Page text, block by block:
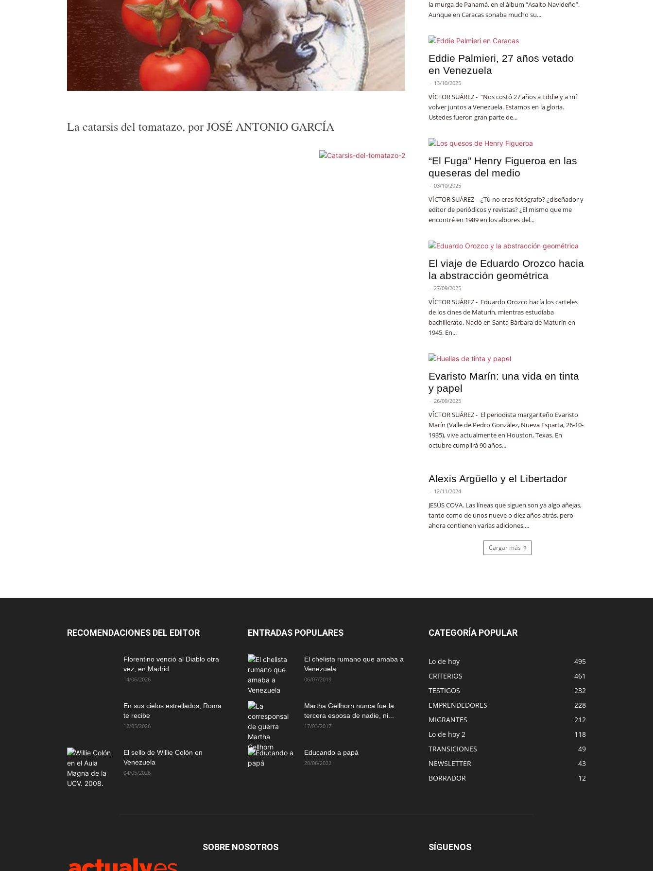
La catarsis del tomatazo, por JOSÉ ANTONIO GARCÍA
la murga de Panamá, en el álbum “Asalto Navideño”.
Aunque en Caracas sonaba mucho su...
Eddie Palmieri, 27 años vetado
en Venezuela
- 13/10/2025
VÍCTOR SUÁREZ - “Nos costó 27 años a Eddie y a mí
volver juntos a Venezuela. Estamos en la gloria.
Ustedes fueron gran parte de...
“El Fuga” Henry Figueroa en las
queseras del medio
- 03/10/2025
VÍCTOR SUÁREZ - ¿Tú no eras fotógrafo? ¿diseñador y
editor de periódicos y revistas? ¿El mismo que me
encontré en 1989 en los albores del...
El viaje de Eduardo Orozco hacia
la abstracción geométrica
- 27/09/2025
VÍCTOR SUÁREZ - Eduardo Orozco hacía los carteles
de los cines de Maturín, mientras estudiaba
bachillerato. Nació en Santa Bárbara de Maturín en
1945. En...
Evaristo Marín: una vida en tinta
y papel
- 26/09/2025
VÍCTOR SUÁREZ - El periodista margariteño Evaristo
Marín (Valle de Pedro González, Nueva Esparta, 26-10-
1935), vive actualmente en Houston, Texas. En
octubre cumplirá 90 años...
Alexis Argüello y el Libertador
- 12/11/2024
JESÚS COVA. Las líneas que siguen son ya algo añejas,
tanto como de unos nueve o diez años atrás, pero
ahora contienen varias adiciones,...
Cargar más
RECOMENDACIONES DEL EDITOR
Florentino venció al Diablo otra
vez, en Madrid
14/06/2026
En sus cielos estrellados, Roma
te recibe
12/05/2026
El sello de Willie Colón en
Venezuela
04/05/2026
ENTRADAS POPULARES
El chelista rumano que amaba a
Venezuela
06/07/2019
Martha Gellhorn nunca fue la
tercera esposa de nadie, ni...
17/03/2017
Educando a papá
20/06/2022
CATEGORÍA POPULAR
Lo de hoy
495
CRITERIOS
461
TESTIGOS
232
EMPRENDEDORES
228
MIGRANTES
212
Lo de hoy 2
118
TRANSICIONES
49
NEWSLETTER
43
BORRADOR
12
SOBRE NOSOTROS SÍGUENOS